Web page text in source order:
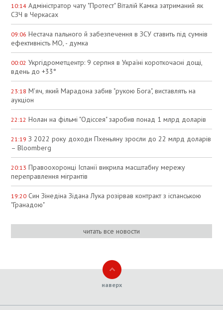
10:14 Адміністратор чату "Протест" Віталій Камка затриманий як
СЗЧ в Черкасах
09:06 Нестача пального й забезпечення в ЗСУ ставить під сумнів
ефективність МО, - думка
00:02 Укргідрометцентр: 9 серпня в Україні короткочасні дощі,
вдень до +33°
23:18 М'яч, який Марадона забив "рукою Бога", виставлять на
аукціон
22:12 Нолан на фільмі "Одіссея" заробив понад 1 млрд доларів
21:19 З 2022 року доходи Пхеньяну зросли до 22 млрд доларів
– Bloomberg
20:13 Правоохоронці Іспанії викрила масштабну мережу
переправлення мігрантів
19:20 Син Зінедіна Зідана Лука розірвав контракт з іспанською
"Гранадою"
читать все новости
наверх